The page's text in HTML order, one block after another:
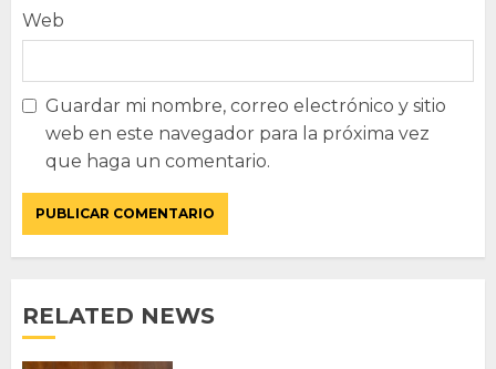
Web
Guardar mi nombre, correo electrónico y sitio
web en este navegador para la próxima vez
que haga un comentario.
RELATED NEWS